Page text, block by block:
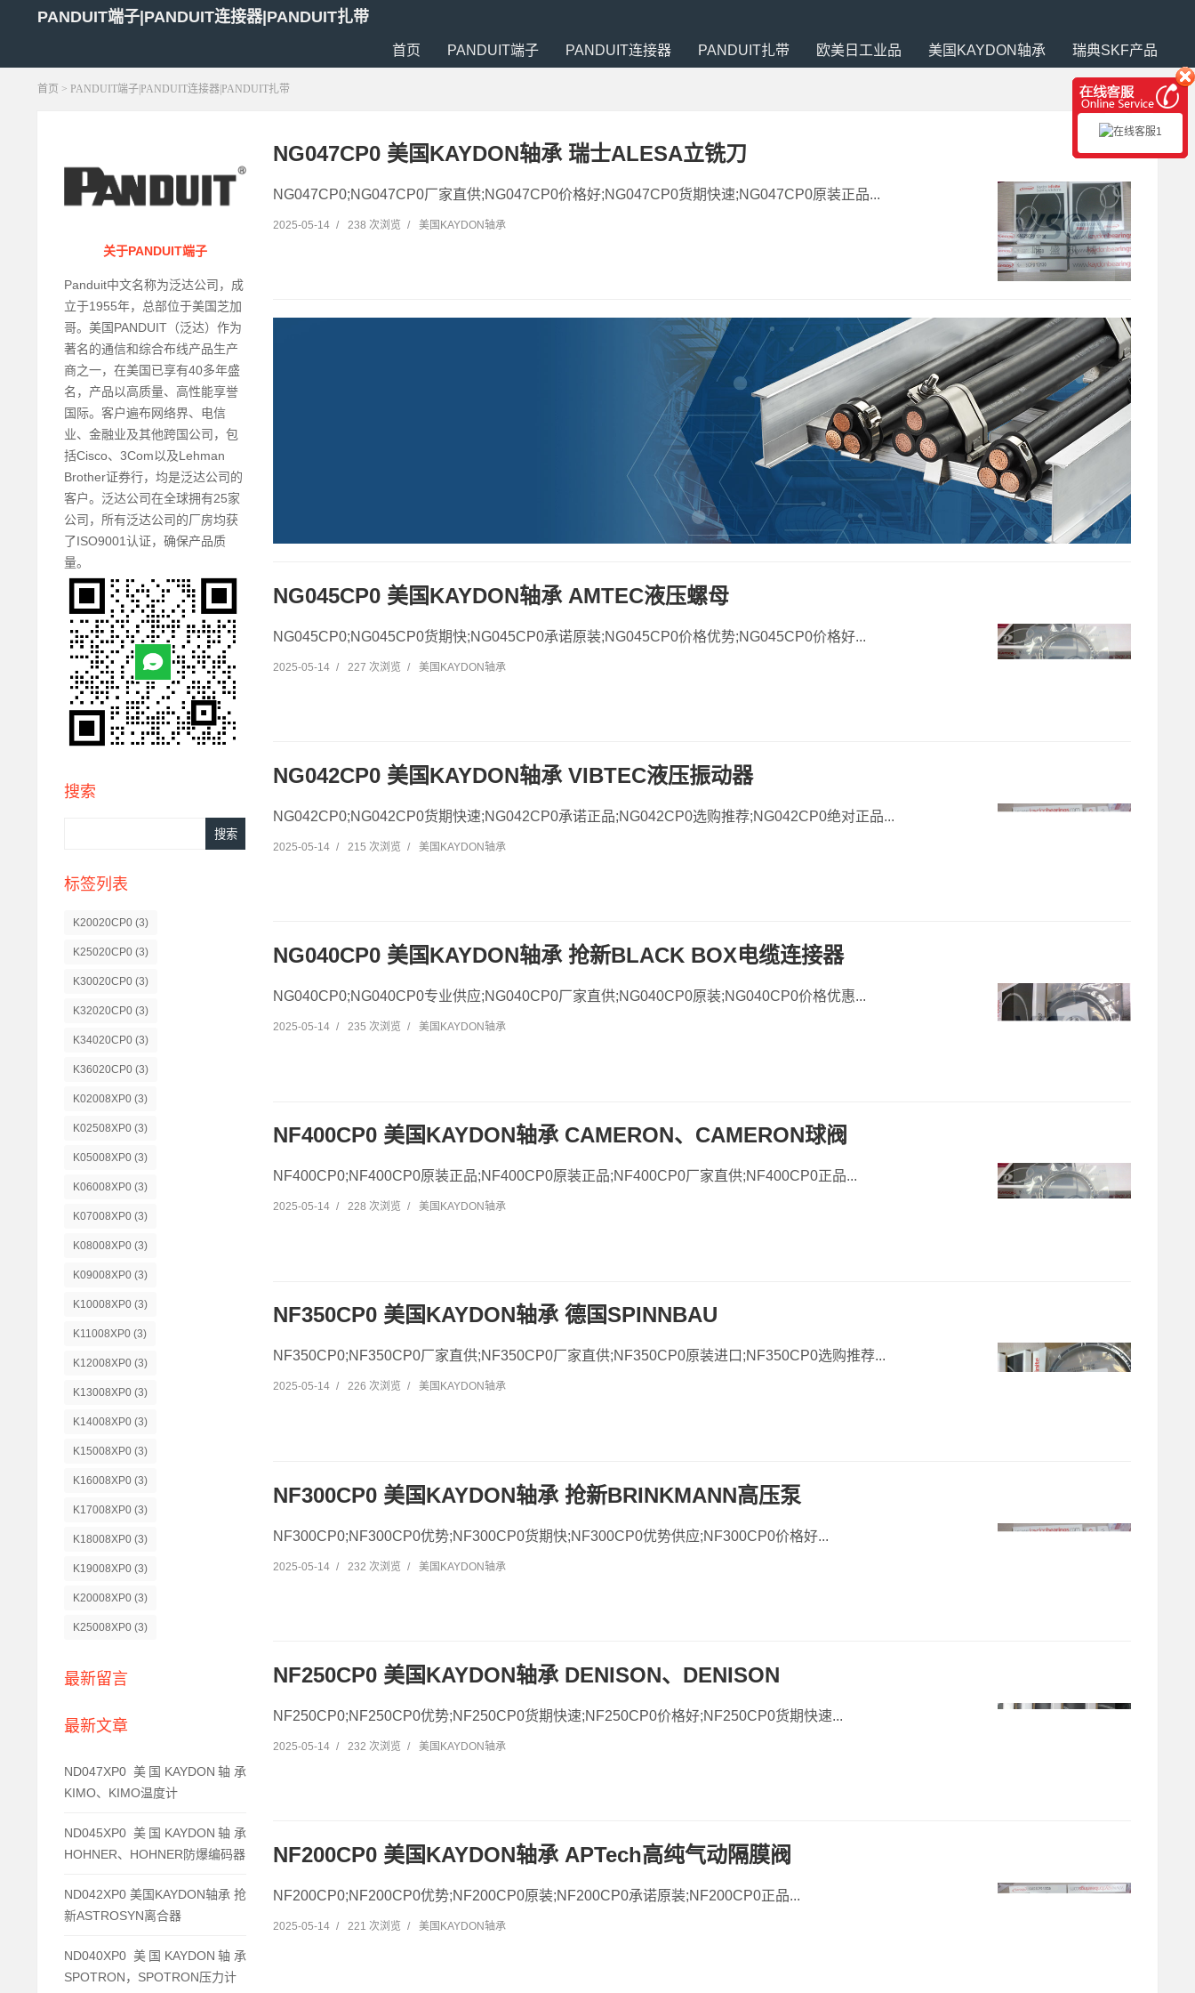
PANDUIT端子|PANDUIT连接器|PANDUIT扎带
首页 PANDUIT端子 PANDUIT连接器 PANDUIT扎带 欧美日工业品 美国KAYDON轴承 瑞典SKF产品
首页 > PANDUIT端子|PANDUIT连接器|PANDUIT扎带
关于PANDUIT端子
Panduit中文名称为泛达公司，成
立于1955年，总部位于美国芝加
哥。美国PANDUIT（泛达）作为
著名的通信和综合布线产品生产
商之一，在美国已享有40多年盛
名，产品以高质量、高性能享誉
国际。客户遍布网络界、电信
业、金融业及其他跨国公司，包
括Cisco、3Com以及Lehman
Brother证券行，均是泛达公司的
客户。泛达公司在全球拥有25家
公司，所有泛达公司的厂房均获
了ISO9001认证，确保产品质
量。
搜索
标签列表
K20020CP0 (3)
K25020CP0 (3)
K30020CP0 (3)
K32020CP0 (3)
K34020CP0 (3)
K36020CP0 (3)
K02008XP0 (3)
K02508XP0 (3)
K05008XP0 (3)
K06008XP0 (3)
K07008XP0 (3)
K08008XP0 (3)
K09008XP0 (3)
K10008XP0 (3)
K11008XP0 (3)
K12008XP0 (3)
K13008XP0 (3)
K14008XP0 (3)
K15008XP0 (3)
K16008XP0 (3)
K17008XP0 (3)
K18008XP0 (3)
K19008XP0 (3)
K20008XP0 (3)
K25008XP0 (3)
最新留言
最新文章
ND047XP0 美国KAYDON轴承
KIMO、KIMO温度计
ND045XP0 美国KAYDON轴承
HOHNER、HOHNER防爆编码器
ND042XP0 美国KAYDON轴承 抢
新ASTROSYN离合器
ND040XP0 美国KAYDON轴承
SPOTRON，SPOTRON压力计
NG047CP0 美国KAYDON轴承 瑞士ALESA立铣刀
NG047CP0;NG047CP0厂家直供;NG047CP0价格好;NG047CP0货期快速;NG047CP0原装正品...
2025-05-14 / 238 次浏览 / 美国KAYDON轴承
NG045CP0 美国KAYDON轴承 AMTEC液压螺母
NG045CP0;NG045CP0货期快;NG045CP0承诺原装;NG045CP0价格优势;NG045CP0价格好...
2025-05-14 / 227 次浏览 / 美国KAYDON轴承
NG042CP0 美国KAYDON轴承 VIBTEC液压振动器
NG042CP0;NG042CP0货期快速;NG042CP0承诺正品;NG042CP0选购推荐;NG042CP0绝对正品...
2025-05-14 / 215 次浏览 / 美国KAYDON轴承
NG040CP0 美国KAYDON轴承 抢新BLACK BOX电缆连接器
NG040CP0;NG040CP0专业供应;NG040CP0厂家直供;NG040CP0原装;NG040CP0价格优惠...
2025-05-14 / 235 次浏览 / 美国KAYDON轴承
NF400CP0 美国KAYDON轴承 CAMERON、CAMERON球阀
NF400CP0;NF400CP0原装正品;NF400CP0原装正品;NF400CP0厂家直供;NF400CP0正品...
2025-05-14 / 228 次浏览 / 美国KAYDON轴承
NF350CP0 美国KAYDON轴承 德国SPINNBAU
NF350CP0;NF350CP0厂家直供;NF350CP0厂家直供;NF350CP0原装进口;NF350CP0选购推荐...
2025-05-14 / 226 次浏览 / 美国KAYDON轴承
NF300CP0 美国KAYDON轴承 抢新BRINKMANN高压泵
NF300CP0;NF300CP0优势;NF300CP0货期快;NF300CP0优势供应;NF300CP0价格好...
2025-05-14 / 232 次浏览 / 美国KAYDON轴承
NF250CP0 美国KAYDON轴承 DENISON、DENISON
NF250CP0;NF250CP0优势;NF250CP0货期快速;NF250CP0价格好;NF250CP0货期快速...
2025-05-14 / 232 次浏览 / 美国KAYDON轴承
NF200CP0 美国KAYDON轴承 APTech高纯气动隔膜阀
NF200CP0;NF200CP0优势;NF200CP0原装;NF200CP0承诺原装;NF200CP0正品...
2025-05-14 / 221 次浏览 / 美国KAYDON轴承